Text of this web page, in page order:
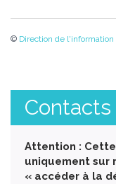
© Direction de
Contacts
Attention :
uniquement sur
« accéder à la